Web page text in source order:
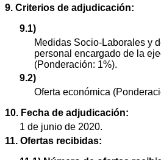
9. Criterios de adjudicación:
9.1)
Medidas Socio-Laborales y
personal encargado de la
(Ponderación: 1%).
9.2)
Oferta económica
10. Fecha de adjudicación:
1 de junio de 2020.
11. Ofertas recibidas: